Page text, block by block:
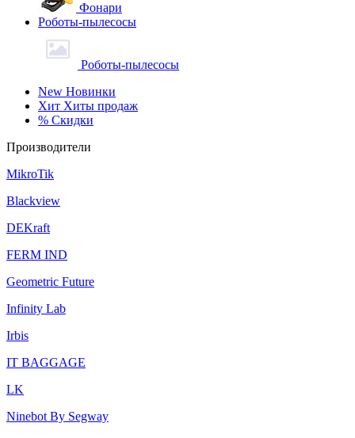
Фонари
Роботы-пылесосы
Роботы-пылесосы
New Новинки
Хит Хиты продаж
% Скидки
Производители
MikroTik
Blackview
DEKraft
FERM IND
Geometric Future
Infinity Lab
Irbis
IT BAGGAGE
LK
Ninebot By Segway